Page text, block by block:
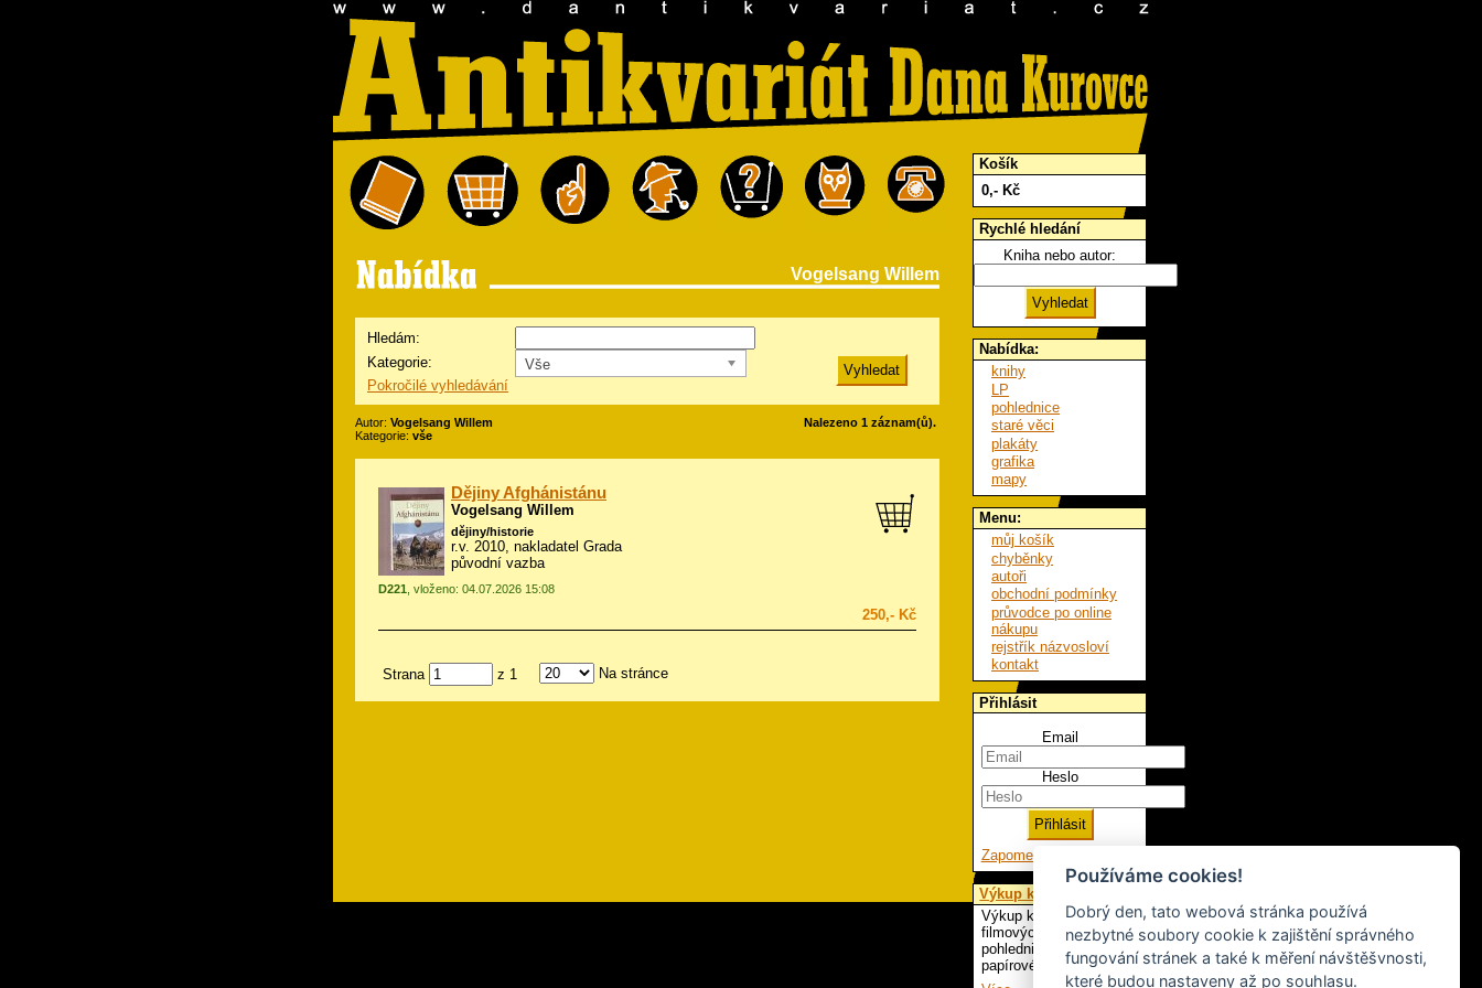
Vogelsang Willem
Hledám:
Kategorie:
Vše
Pokročilé vyhledávání
Autor: Vogelsang Willem
Kategorie: vše
Nalezeno 1 záznam(ů).
Dějiny Afghánistánu
Vogelsang Willem
dějiny/historie
r.v. 2010, nakladatel Grada
původní vazba
D221 , vloženo: 04.07.2026 15:08
250,- Kč
Strana z 1 Na stránce
Košík
0,- Kč
Rychlé hledání
Kniha nebo autor:
Nabídka:
knihy
LP
pohlednice
staré věci
plakáty
grafika
mapy
Menu:
můj košík
chyběnky
autoři
obchodní podmínky
průvodce po online
nákupu
rejstřík názvosloví
kontakt
Přihlásit
Email
Heslo
Zapomenuté heslo
Výkup knih
Výkup knih, LP,
filmových plakátů,
pohlednic a ostatního
papírového artiklu.
Používáme cookies!
Dobrý den, tato webová stránka používá
nezbytné soubory cookie k zajištění správného
fungování stránek a také k měření návštěšvnosti,
které budou nastaveny až po souhlasu.